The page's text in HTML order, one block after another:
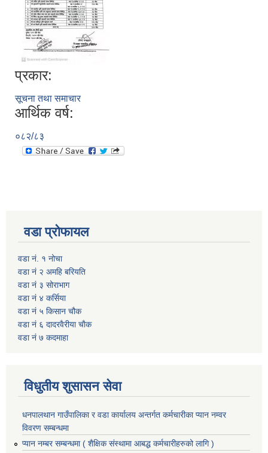
प्रकार:
सूचना तथा समाचार
आर्थिक वर्ष:
०८२/८३
वडा प्रोफायल
वडा नं. १ नोचा
वडा नं २ अमहि बरियति
वडा नं ३ सोराभाग
वडा नं ४ कर्सिया
वडा नं ५ किसान चौक
वडा नं ६ दादरवैरीया चाैक
वडा नं ७ कदमाहा
विधुतीय शुसासन सेवा
धनपालथान गाउँपालिका र वडा कार्यालय अन्तर्गत कर्मचारीका प्यान नम्वर
विवरण सम्बन्धमा
प्यान नम्बर सम्बन्धमा ( शैक्षिक संस्थामा आबद्ध कर्मचारीहरुको लागि )